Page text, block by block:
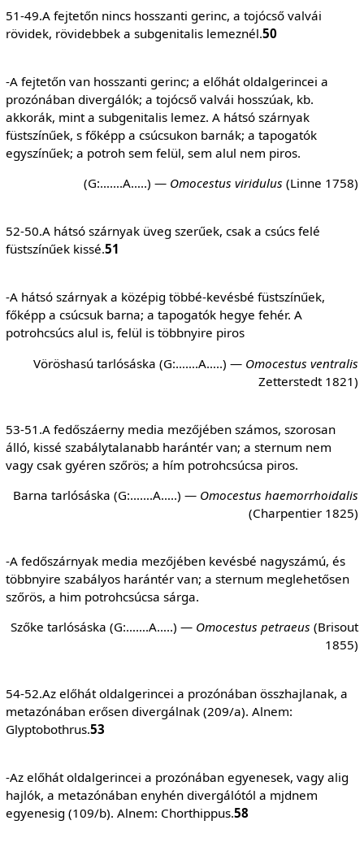
51-49.A fejtetőn nincs hosszanti gerinc, a tojócső valvái
rövidek, rövidebbek a subgenitalis lemeznél.50
-A fejtetőn van hosszanti gerinc; a előhát oldalgerincei a
prozónában divergálók; a tojócső valvái hosszúak, kb.
akkorák, mint a subgenitalis lemez. A hátsó szárnyak
füstszínűek, s főképp a csúcsukon barnák; a tapogatók
egyszínűek; a potroh sem felül, sem alul nem piros.
(G:…….A…..) — Omocestus viridulus (Linne 1758)
52-50.A hátsó szárnyak üveg szerűek, csak a csúcs felé
füstszínűek kissé.51
-A hátsó szárnyak a középig többé-kevésbé füstszínűek,
főképp a csúcsuk barna; a tapogatók hegye fehér. A
potrohcsúcs alul is, felül is többnyire piros
Vöröshasú tarlósáska (G:…….A…..) — Omocestus ventralis
Zetterstedt 1821)
53-51.A fedőszáerny media mezőjében számos, szorosan
álló, kissé szabálytalanabb harántér van; a sternum nem
vagy csak gyéren szőrös; a hím potrohcsúcsa piros.
Barna tarlósáska (G:…….A…..) — Omocestus haemorrhoidalis
(Charpentier 1825)
-A fedőszárnyak media mezőjében kevésbé nagyszámú, és
többnyire szabályos harántér van; a sternum meglehetősen
szőrös, a him potrohcsúcsa sárga.
Szőke tarlósáska (G:…….A…..) — Omocestus petraeus (Brisout
1855)
54-52.Az előhát oldalgerincei a prozónában összhajlanak, a
metazónában erősen divergálnak (209/a). Alnem:
Glyptobothrus.53
-Az előhát oldalgerincei a prozónában egyenesek, vagy alig
hajlók, a metazónában enyhén divergálótól a mjdnem
egyenesig (109/b). Alnem: Chorthippus.58